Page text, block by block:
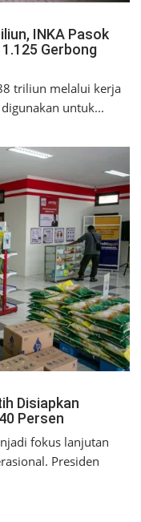
INKA Pasok
Gerbong
triliun melalui kerja
untuk...
Disiapkan
Persen
fokus lanjutan
Presiden